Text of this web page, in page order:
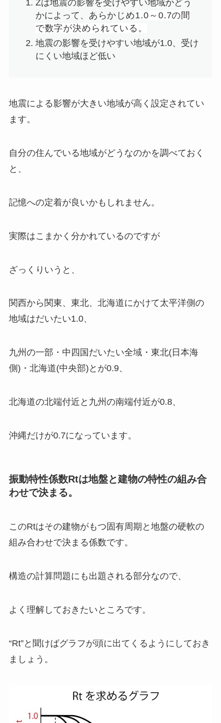
Zは地震の影響を受けやすい地域かどう
かによって、 あらかじめ1.0～0.7の間
で数字が決められている。
地震の影響を受けやすい地域が1.0、受け
にくい地域ほど低い
地震による影響が大きい地域が高く設定されてい
ます。
自分の住んでいる地域がどうなのかを調べておく
と、
記憶への定着が良いかもしれません。
実際はこまかく分かれているのですが
ざっくりいうと、
関西から関東、東北、北海道にかけて太平洋側の
地域はだいたい1.0、
九州の一部・中四国だいたい全域・東北(日本海
側)・北海道(中央部)とが0.9、
北海道の北端付近と九州の南端付近が0.8、
沖縄だけが0.7になっています。
振動特性係数Rtは地盤と建物の特性の組み合
わせで決まる。
このRtはその建物がもつ固有周期と地盤の硬軟の
組み合わせで決まる係数です。
構造の計算問題にも出題される部分なので、
よく理解しておきたいところです。
“Rt”と聞けばグラフが頭に出てくるようにしておき
ましょう。